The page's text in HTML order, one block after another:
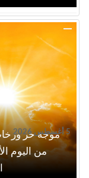
موجة حر
من اليوم
5 أغسطس 2026